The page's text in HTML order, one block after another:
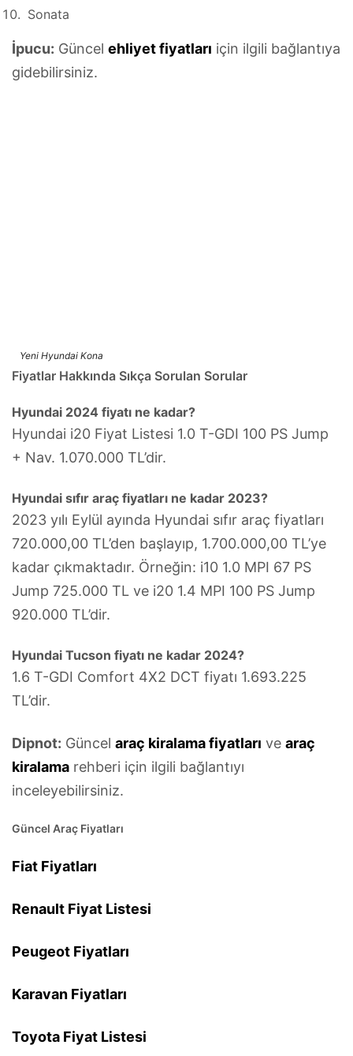
Sonata
İpucu: Güncel ehliyet fiyatları için ilgili bağlantıya
gidebilirsiniz.
Yeni Hyundai Kona
Fiyatlar Hakkında Sıkça Sorulan Sorular
Hyundai 2024 fiyatı ne kadar?
Hyundai i20 Fiyat Listesi 1.0 T-GDI 100 PS Jump
+ Nav. 1.070.000 TL’dir.
Hyundai sıfır araç fiyatları ne kadar 2023?
2023 yılı Eylül ayında Hyundai sıfır araç fiyatları
720.000,00 TL’den başlayıp, 1.700.000,00 TL’ye
kadar çıkmaktadır. Örneğin: i10 1.0 MPI 67 PS
Jump 725.000 TL ve i20 1.4 MPI 100 PS Jump
920.000 TL’dir.
Hyundai Tucson fiyatı ne kadar 2024?
1.6 T-GDI Comfort 4X2 DCT fiyatı 1.693.225
TL’dir.
Dipnot: Güncel araç kiralama fiyatları ve araç
kiralama rehberi için ilgili bağlantıyı
inceleyebilirsiniz.
Güncel Araç Fiyatları
Fiat Fiyatları
Renault Fiyat Listesi
Peugeot Fiyatları
Karavan Fiyatları
Toyota Fiyat Listesi